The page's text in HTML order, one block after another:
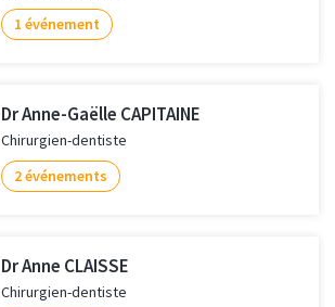
1 événement
Dr Anne-Gaëlle CAPITAINE
Chirurgien-dentiste
2 événements
Dr Anne CLAISSE
Chirurgien-dentiste